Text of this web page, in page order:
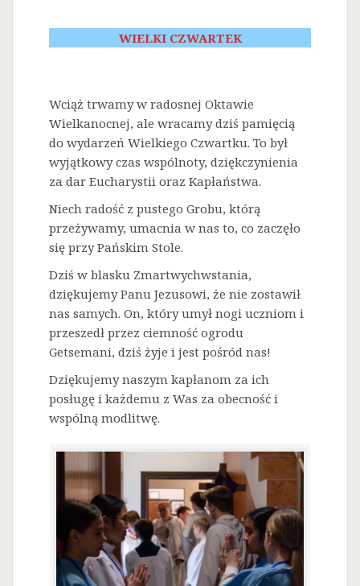
WIELKI CZWARTEK
Wciąż trwamy w radosnej Oktawie
Wielkanocnej, ale wracamy dziś pamięcią
do wydarzeń Wielkiego Czwartku. To był
wyjątkowy czas wspólnoty, dziękczynienia
za dar Eucharystii oraz Kapłaństwa.
Niech radość z pustego Grobu, którą
przeżywamy, umacnia w nas to, co zaczęło
się przy Pańskim Stole.
Dziś w blasku Zmartwychwstania,
dziękujemy Panu Jezusowi, że nie zostawił
nas samych. On, który umył nogi uczniom i
przeszedł przez ciemność ogrodu
Getsemani, dziś żyje i jest pośród nas!
Dziękujemy naszym kapłanom za ich
posługę i każdemu z Was za obecność i
wspólną modlitwę.